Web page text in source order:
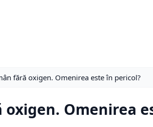
fără oxigen. Omenirea este în pericol?
Omenirea